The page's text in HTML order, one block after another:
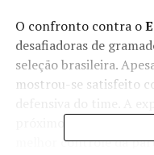
O confronto contra o
desafiadoras de
seleção brasileira.
mostrou-se satisfeito
próximo desafio
melhor controle da